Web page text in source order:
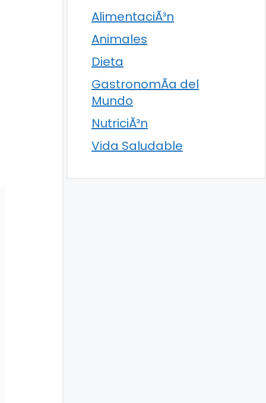
AlimentaciÃ³n
Animales
Dieta
GastronomÃ­a del
Mundo
NutriciÃ³n
Vida Saludable